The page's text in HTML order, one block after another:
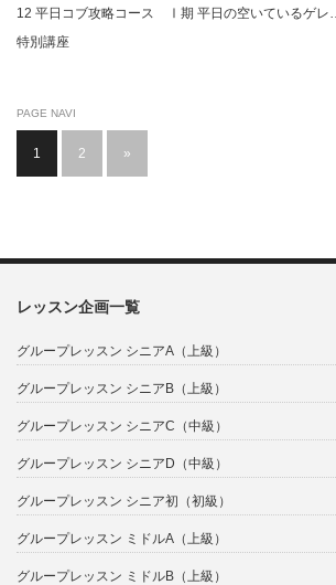
12 平日コブ攻略コース Ⅰ期 平日の空いているゲレ…
特別講座
PAGE NAVI
1 2 »
レッスン企画一覧
グループレッスン シニアA（上級）
グループレッスン シニアB（上級）
グループレッスン シニアC（中級）
グループレッスン シニアD（中級）
グループレッスン シニア初（初級）
グループレッスン ミドルA（上級）
グループレッスン ミドルB（上級）